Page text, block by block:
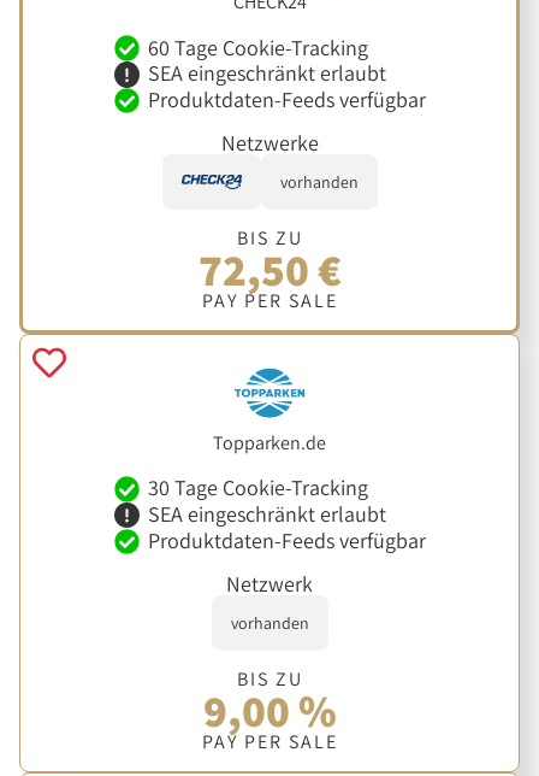
60 Tage Cookie-Tracking
SEA eingeschränkt erlaubt
Produktdaten-Feeds verfügbar
Netzwerke
vorhanden
BIS ZU
72,50 €
PAY PER SALE
Topparken.de
30 Tage Cookie-Tracking
SEA eingeschränkt erlaubt
Produktdaten-Feeds verfügbar
Netzwerk
vorhanden
BIS ZU
9,00 %
PAY PER SALE